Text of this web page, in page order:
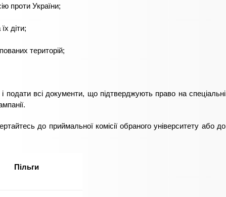
проти України;
діти;
територій;
всі документи, що підтверджують право на спеціальні
до приймальної комісії обраного університету або до
Пільги